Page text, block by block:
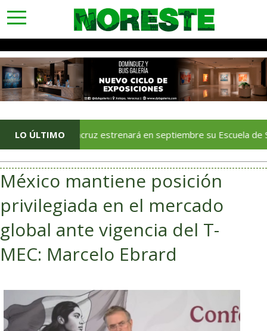
toggle
navigation
LO ÚLTIMO
Veracruz estrenará en septiembre su Escuela de Servicios
México mantiene posición
privilegiada en el mercado
global ante vigencia del T-
MEC: Marcelo Ebrard